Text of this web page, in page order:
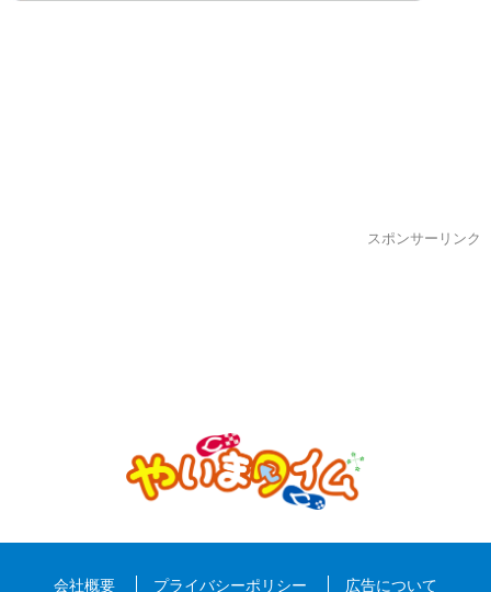
スポンサーリンク
会社概要 プライバシーポリシー 広告について